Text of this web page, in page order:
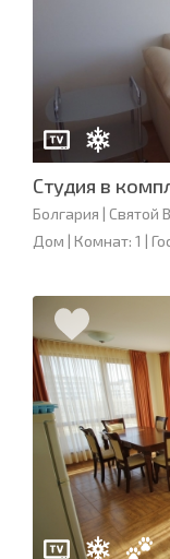
Студия в
Болгария | Святой
Дом | Комнат: 1 |